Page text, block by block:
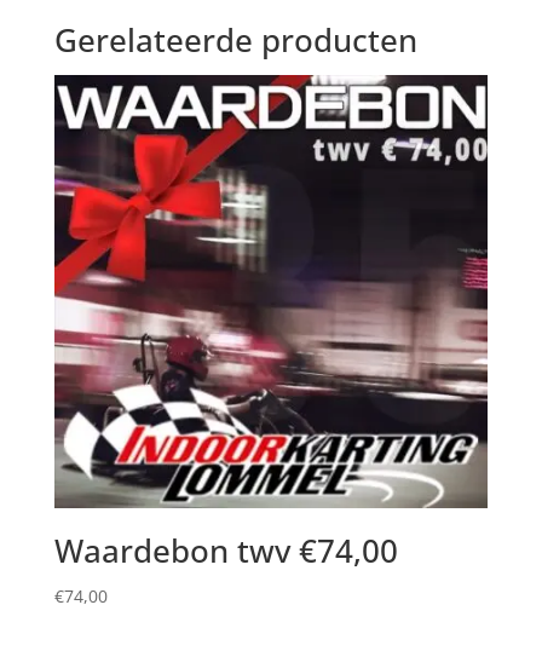
Gerelateerde producten
Waardebon twv €74,00
€74,00